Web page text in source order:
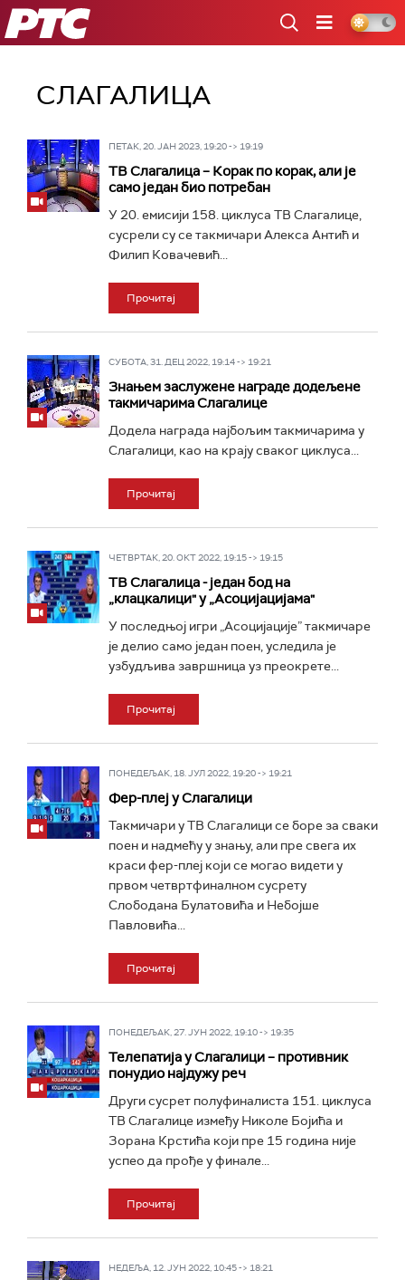
РТС
СЛАГАЛИЦА
ПЕТАК, 20. ЈАН 2023, 19:20 -> 19:19
ТВ Слагалица – Корак по корак, али је
само један био потребан
У 20. емисији 158. циклуса ТВ Слагалице,
сусрели су се такмичари Алекса Антић и
Филип Ковачевић...
Прочитај
СУБОТА, 31. ДЕЦ 2022, 19:14 -> 19:21
Знањем заслужене награде додељене
такмичарима Слагалице
Додела награда најбољим такмичарима у
Слагалици, као на крају сваког циклуса...
Прочитај
ЧЕТВРТАК, 20. ОКТ 2022, 19:15 -> 19:15
ТВ Слагалица - један бод на
„клацкалици" у „Асоцијацијама"
У последњој игри „Асоцијације” такмичаре
је делио само један поен, уследила је
узбудљива завршница уз преокрете...
Прочитај
ПОНЕДЕЉАК, 18. ЈУЛ 2022, 19:20 -> 19:21
Фер-плеј у Слагалици
Такмичари у ТВ Слагалици се боре за сваки
поен и надмећу у знању, али пре свега их
краси фер-плеј који се могао видети у
првом четвртфиналном сусрету
Слободана Булатовића и Небојше
Павловића...
Прочитај
ПОНЕДЕЉАК, 27. ЈУН 2022, 19:10 -> 19:35
Телепатија у Слагалици – противник
понудио најдужу реч
Други сусрет полуфиналиста 151. циклуса
ТВ Слагалице између Николе Бојића и
Зорана Крстића који пре 15 година није
успео да прође у финале...
Прочитај
НЕДЕЉА, 12. ЈУН 2022, 10:45 -> 18:21